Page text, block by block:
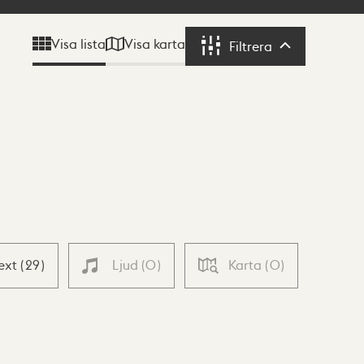
Visa lista Visa karta Filtrera Filtrera
(29) Ljud (0) Karta (0)